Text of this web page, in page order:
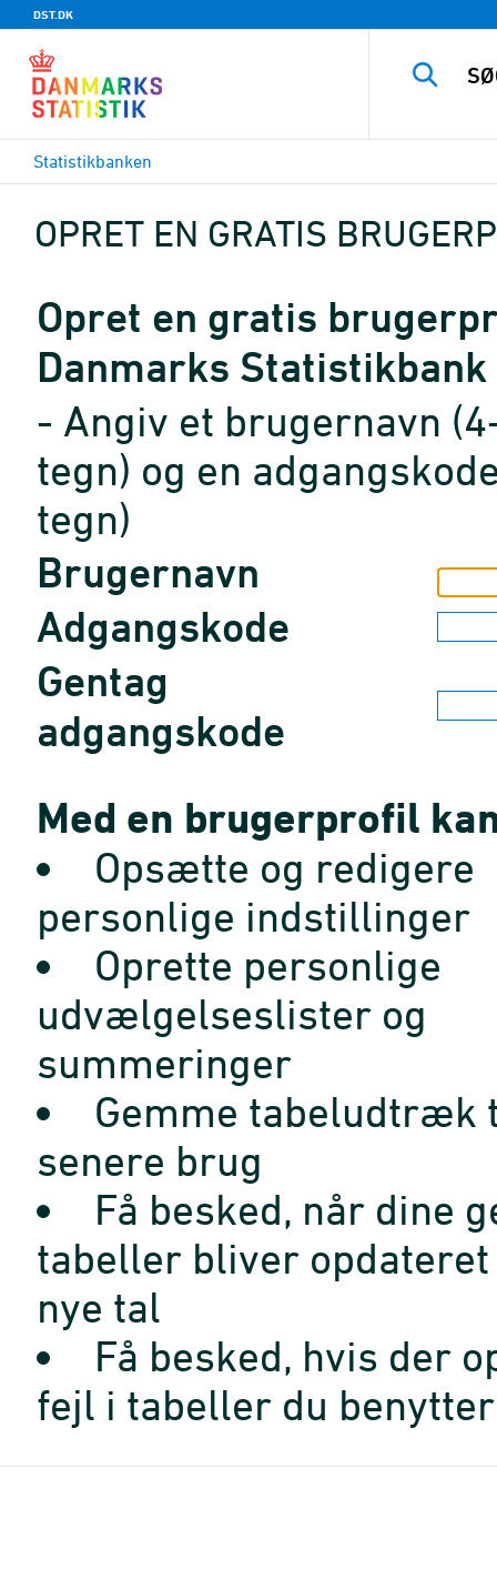
DST.DK
Statistikbanken
OPRET EN GRATIS
Opret en gratis
Danmarks Statistikbank
- Angiv et brugernavn
tegn) og en
tegn)
Brugernavn
Adgangskode
Gentag
adgangskode
Med en brugerprofil
Opsætte og redigere
personlige indstillinger
Oprette personlige
udvælgelseslister og
summeringer
Gemme tabeludtræk
senere brug
Få besked, når dine
tabeller bliver opdateret
nye tal
Få besked, hvis der
fejl i tabeller du benytter